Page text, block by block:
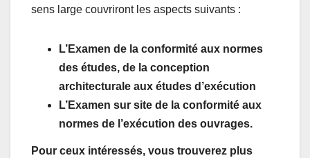
sens large couvriront les aspects suivants :
L’Examen de la conformité aux normes
des études, de la conception
architecturale aux études d’exécution
L’Examen sur site de la conformité aux
normes de l’exécution des ouvrages.
Pour ceux intéressés, vous trouverez plus